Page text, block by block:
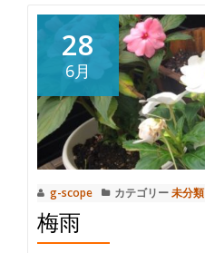
28
6月
g-scope カテゴリー未分類
梅雨